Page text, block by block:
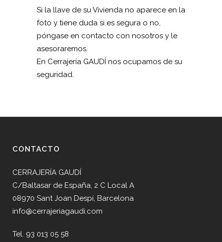
Si la llave de su Vivienda no aparece en la
foto y tiene duda si es segura o no,
póngase en contacto con nosotros y le
asesoraremos.
En Cerrajería GAUDÍ nos ocupamos de su
seguridad.
CONTACTO
CERRAJERÍA GAUDÍ
C/Baltasar de España, 2 C Local A
08970 Sant Joan Despí, Barcelona
info@cerrajeriagaudi.com
Tel. 93 013 05 58